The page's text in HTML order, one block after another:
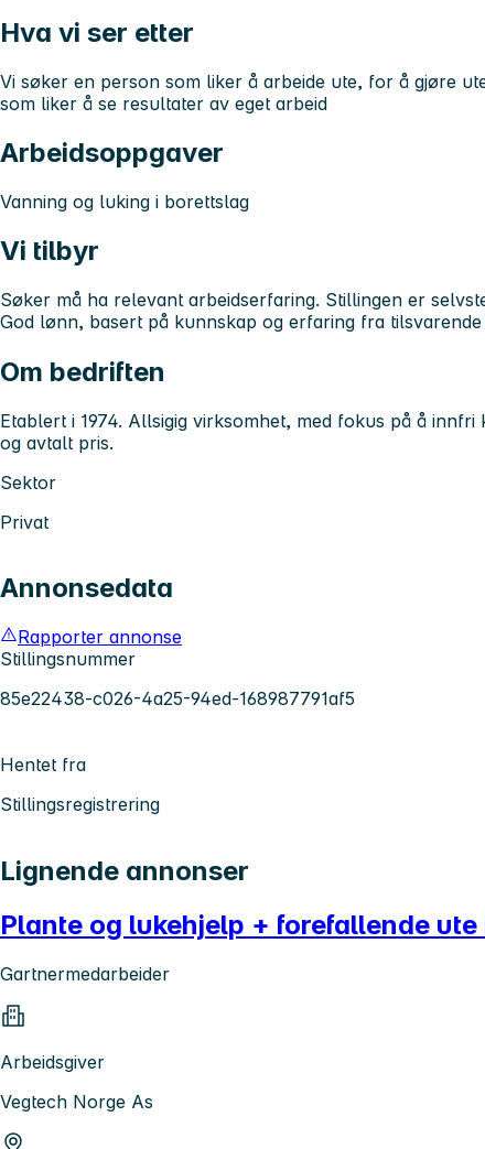
Hva vi ser etter
Vi søker en person som liker å arbeide ute, for å gjøre
som liker å se resultater av eget arbeid
Arbeidsoppgaver
Vanning og luking i borettslag
Vi tilbyr
Søker må ha relevant arbeidserfaring. Stillingen er
God lønn, basert på kunnskap og erfaring fra tilsvarende
Om bedriften
Etablert i 1974. Allsigig virksomhet, med fokus på å
og avtalt pris.
Sektor
Privat
Annonsedata
Rapporter annonse
Stillingsnummer
85e22438-c026-4a25-94ed-168987791af5
Hentet fra
Stillingsregistrering
Lignende annonser
Plante og lukehjelp + forefallende
Gartnermedarbeider
Arbeidsgiver
Vegtech Norge As